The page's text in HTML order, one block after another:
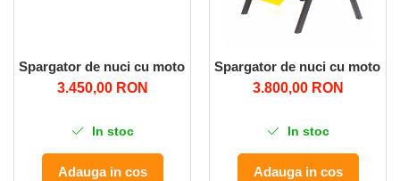
Spargator de nuci cu motor de 0.18KW/500 RPM
3.450,00 RON
In stoc
Adauga in cos
Spargator de nuci cu motor
3.800,00 RON
In stoc
Adauga in cos